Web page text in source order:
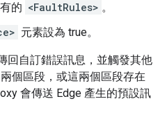
的 <FaultRules> 。
元素設為 true。
回自訂錯誤訊息，並觸發其他
個區段，或這兩個區段存在
會傳送 Edge 產生的預設訊